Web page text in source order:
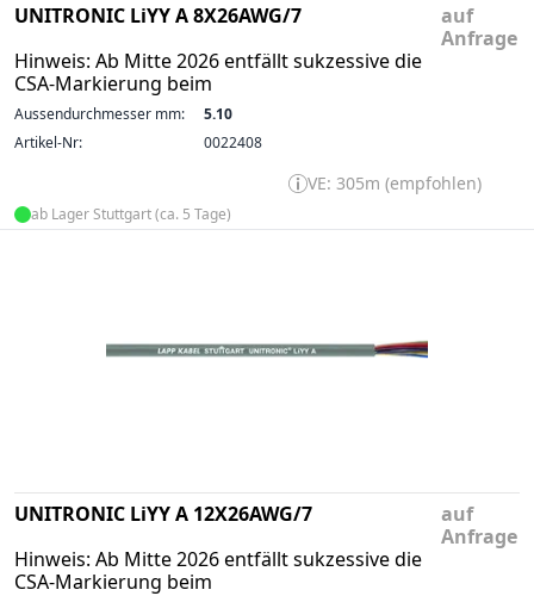
UNITRONIC LiYY A 8X26AWG/7
Hinweis: Ab Mitte 2026 entfällt sukzessive die
CSA-Markierung beim
auf
Anfrage
Aussendurchmesser mm:
5.10
Artikel-Nr:
0022408
VE: 305m (empfohlen)
ab Lager Stuttgart (ca. 5 Tage)
UNITRONIC LiYY A 12X26AWG/7
Hinweis: Ab Mitte 2026 entfällt sukzessive die
CSA-Markierung beim
auf
Anfrage